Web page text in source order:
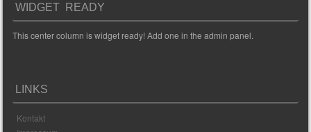
WIDGET READY
This center column is widget ready! Add one in the admin panel.
LINKS
Kontakt